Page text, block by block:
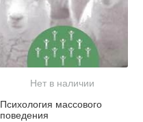
Нет в наличии
Психология массового
поведения